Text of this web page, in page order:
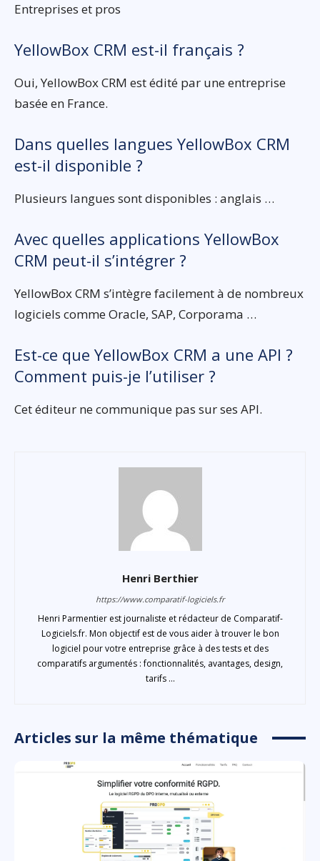
Entreprises et pros
YellowBox CRM est-il français ?
Oui, YellowBox CRM est édité par une entreprise
basée en France.
Dans quelles langues YellowBox CRM
est-il disponible ?
Plusieurs langues sont disponibles : anglais …
Avec quelles applications YellowBox
CRM peut-il s’intégrer ?
YellowBox CRM s’intègre facilement à de nombreux
logiciels comme Oracle, SAP, Corporama …
Est-ce que YellowBox CRM a une API ?
Comment puis-je l’utiliser ?
Cet éditeur ne communique pas sur ses API.
Henri Berthier
https://www.comparatif-logiciels.fr
Henri Parmentier est journaliste et rédacteur de Comparatif-
Logiciels.fr. Mon objectif est de vous aider à trouver le bon
logiciel pour votre entreprise grâce à des tests et des
comparatifs argumentés : fonctionnalités, avantages, design,
tarifs ...
Articles sur la même thématique